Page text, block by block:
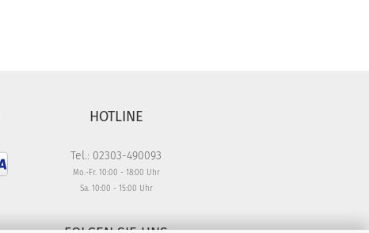
HOTLINE
Tel.: 02303-490093
Mo.-Fr. 10:00 - 18:00 Uhr
Sa. 10:00 - 15:00 Uhr